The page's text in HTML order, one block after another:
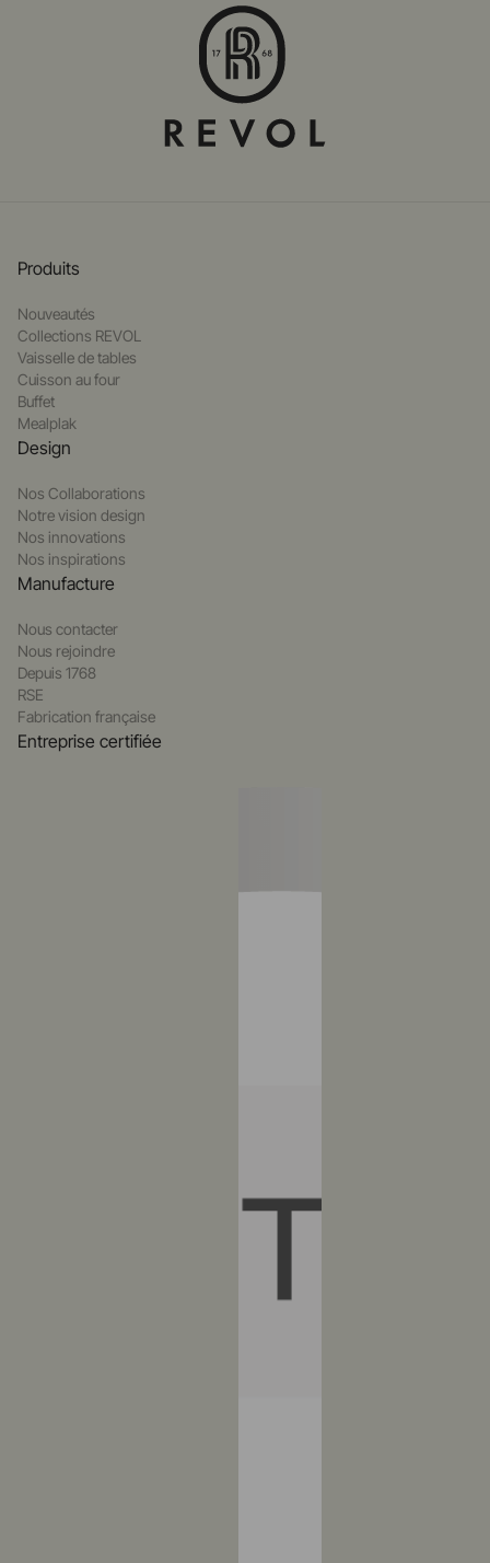
Produits
Nouveautés
Collections REVOL
Vaisselle de tables
Cuisson au four
Buffet
Mealplak
Design
Nos Collaborations
Notre vision design
Nos innovations
Nos inspirations
Manufacture
Nous contacter
Nous rejoindre
Depuis 1768
RSE
Fabrication française
Entreprise certifiée